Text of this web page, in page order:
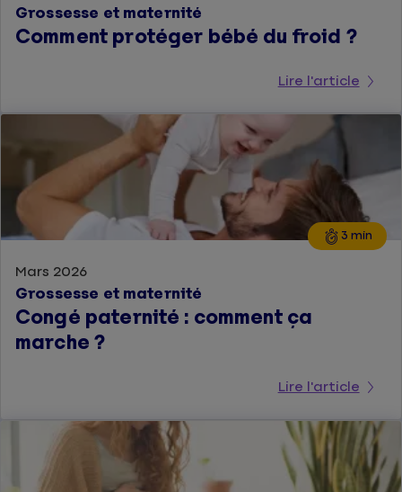
Grossesse et maternité
Comment protéger bébé du froid ?
Lire l'article
3 min
Mars 2026
Grossesse et maternité
Congé paternité : comment ça
marche ?
Lire l'article